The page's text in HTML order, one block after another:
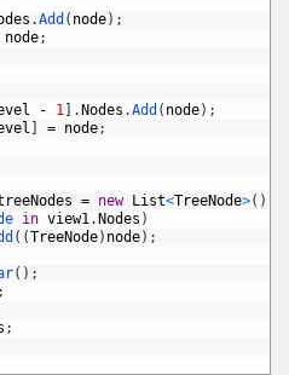
.Add ( node) ;
node;
- 1 . Nodes .Add ( node) ;
= node;
= new List<TreeNode>( )
in view1. Nodes )
( (TreeNode) node) ;
( ) ;
;
;